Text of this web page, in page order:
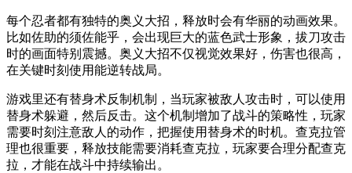
每个忍者都有独特的奥义大招，释放时会有华丽的动画效果。
比如佐助的须佐能乎，会出现巨大的蓝色武士形象，拔刀攻击
时的画面特别震撼。奥义大招不仅视觉效果好，伤害也很高，
在关键时刻使用能逆转战局。
游戏里还有替身术反制机制，当玩家被敌人攻击时，可以使用
替身术躲避，然后反击。这个机制增加了战斗的策略性，玩家
需要时刻注意敌人的动作，把握使用替身术的时机。查克拉管
理也很重要，释放技能需要消耗查克拉，玩家要合理分配查克
拉，才能在战斗中持续输出。